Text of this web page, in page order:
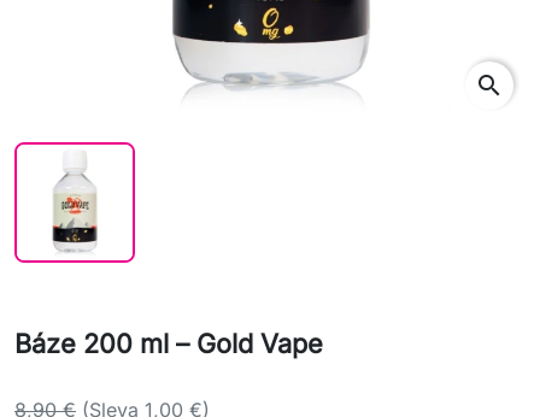
search
Báze 200 ml – Gold Vape
8,90 € (Sleva 1,00 €)